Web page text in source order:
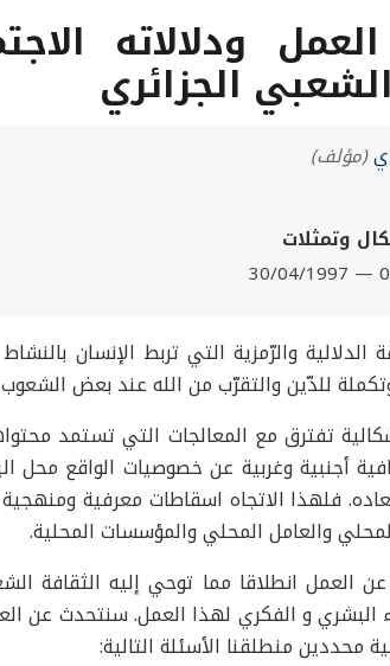
ودلالاته
الجزائري
(مؤلف)
وتمثلات
الدلالية والرّمزية التي تربط الإنسان
للدّين والتقرّب من الله عند بعض
تفترق مع المعالجات التي تستمد
أجنبية وغربية عن خصوصيات الواقع
فلهذا الاتجاه اسقاطات معرفية
والعامل المحلي والمؤسسات المحلية.
العمل انطلاقا مما توحي إليه الثقافة
البشري و الفكري لهذا العمل. سنتحدث عن
محددين منطلقنا الأسئلة التالية: